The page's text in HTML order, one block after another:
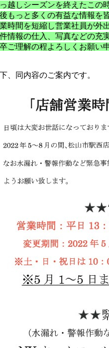
っ越しシーズンを
もっと多くの有益な情
時間を短縮し営業社員が外
情報の仕入、写真などの充
ご理解の程よろしく
、同内容のご案内です。